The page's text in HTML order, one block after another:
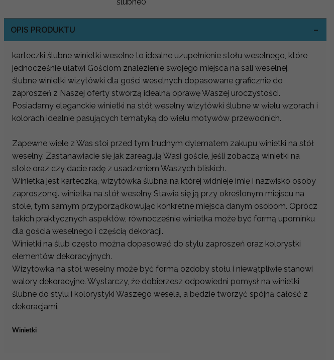
OPIS PRODUKTU
karteczki ślubne winietki weselne to idealne uzupełnienie stołu weselnego, które
jednocześnie ułatwi Gościom znalezienie swojego miejsca na sali weselnej.
ślubne winietki wizytówki dla gości weselnych dopasowane graficznie do
zaproszeń z Naszej oferty stworzą idealną oprawę Waszej uroczystości.
Posiadamy eleganckie winietki na stół weselny wizytówki ślubne w wielu wzorach i
kolorach idealnie pasujących tematyką do wielu motywów przewodnich.
Zapewne wiele z Was stoi przed tym trudnym dylematem zakupu winietki na stół
weselny. Zastanawiacie się jak zareagują Wasi goście, jeśli zobaczą winietki na
stole oraz czy dacie radę z usadzeniem Waszych bliskich.
Winietka jest karteczką, wizytówka ślubna na której widnieje imię i nazwisko osoby
zaproszonej. winietka na stół weselny Stawia się ją przy określonym miejscu na
stole, tym samym przyporządkowując konkretne miejsca danym osobom. Oprócz
takich praktycznych aspektów, równocześnie winietka może być formą upominku
dla gościa weselnego i częścią dekoracji.
Winietki na ślub często można dopasować do stylu zaproszeń oraz kolorystki
elementów dekoracyjnych.
Wizytówka na stół weselny może być formą ozdoby stołu i niewątpliwie stanowi
walory dekoracyjne. Wystarczy, że dobierzesz odpowiedni pomysł na winietki
ślubne do stylu i kolorystyki Waszego wesela, a będzie tworzyć spójną całość z
dekoracjami.
Winietki